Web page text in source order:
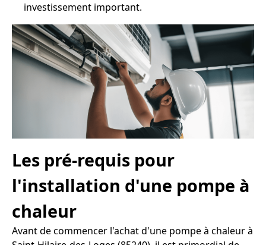
investissement important.
Les pré-requis pour
l'installation d'une pompe à
chaleur
Avant de commencer l'achat d'une pompe à chaleur à